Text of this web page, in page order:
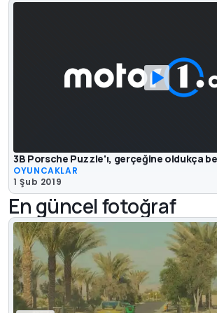
3B Porsche Puzzle'ı, gerçeğine oldukça
OYUNCAKLAR
1 Şub 2019
En güncel fotoğraf